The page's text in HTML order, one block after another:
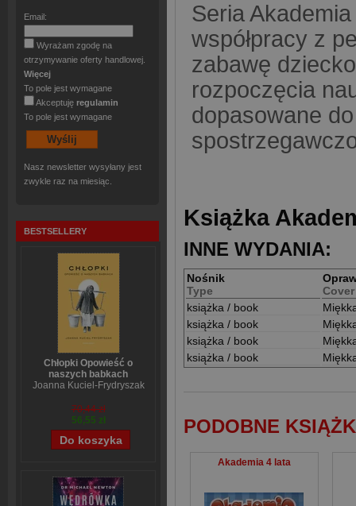
Email:
Wyrażam zgodę na
otrzymywanie oferty handlowej.
Więcej
To pole jest wymagane
Akceptuję regulamin
To pole jest wymagane
Nasz newsletter wysyłany jest
zwykle raz na miesiąc.
BESTSELLERY
Chłopki Opowieść o
naszych babkach
Joanna Kuciel-Frydryszak
70,44 zł
56,55 zł
Seria
współpracy z
zabawę
rozpoczęcia
dopasowane
Książka
INNE WYDANIA:
Nośnik
Type
Cover
książka / book
książka / book
książka / book
książka / book
PODOBNE
Akademia 4 lata